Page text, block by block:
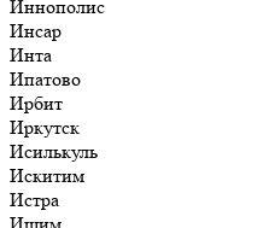
Иннополис
Инсар
Инта
Ипатово
Ирбит
Иркутск
Исилькуль
Искитим
Истра